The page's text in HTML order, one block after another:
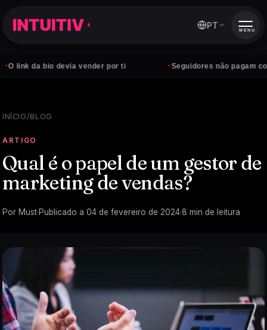
da bio devia vender por ti Seguidores não pagam
PT MENU
INÍCIO/BLOG
ARTIGO
Qual é o papel de um gestor de
marketing de vendas?
Por Must·Publicado a 04 de fevereiro de 2024·8 min de leitura